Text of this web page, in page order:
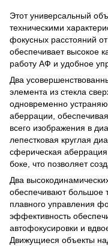
Этот универсальный
техническими
фокусных расстояний
обеспечивает высокое
работу АФ и удобное
Два
элемента из стекла
одновременно
аберрации,
всего изображения в
лепестковая круглая
сферическая
боке, что позволяет
Два
обеспечивают большое
плавного управления
эффективность
автофокусировки и
Движущиеся объекты